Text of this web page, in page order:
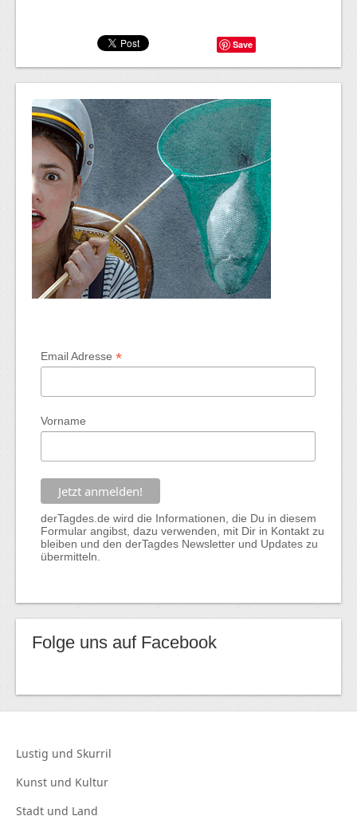
Save
Email Adresse*
Vorname
derTagdes.de wird die Informationen, die Du in diesem
Formular angibst, dazu verwenden, mit Dir in Kontakt zu
bleiben und den derTagdes Newsletter und Updates zu
übermitteln.
Folge uns auf Facebook
Lustig und Skurril
Kunst und Kultur
Stadt und Land